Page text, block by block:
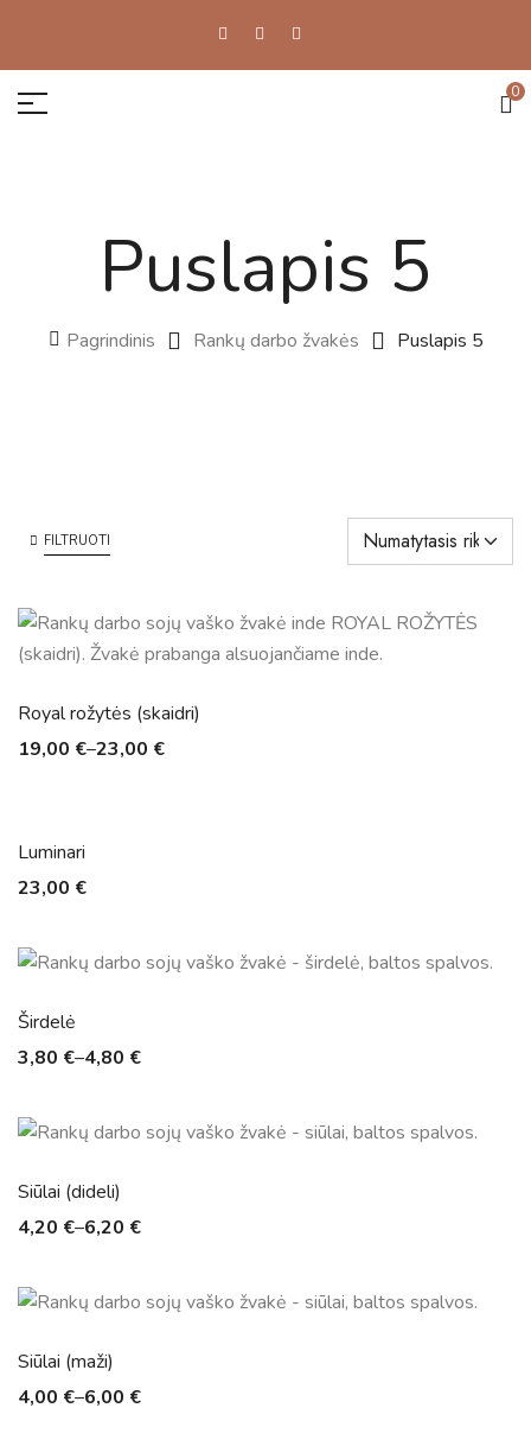
0
Puslapis 5
Pagrindinis Rankų darbo žvakės Puslapis 5
FILTRUOTI
Royal rožytės (skaidri)
19,00 €–23,00 €
Luminari
23,00 €
Širdelė
3,80 €–4,80 €
Siūlai (dideli)
4,20 €–6,20 €
Siūlai (maži)
4,00 €–6,00 €